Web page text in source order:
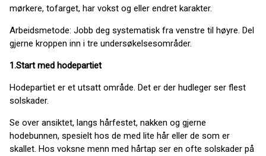
mørkere, tofarget, har vokst og eller endret karakter.
Arbeidsmetode: Jobb deg systematisk fra venstre til høyre. Del
gjerne kroppen inn i tre undersøkelsesområder.
1.Start med hodepartiet
Hodepartiet er et utsatt område. Det er der hudleger ser flest
solskader.
Se over ansiktet, langs hårfestet, nakken og gjerne
hodebunnen, spesielt hos de med lite hår eller de som er
skallet. Hos voksne menn med hårtap ser en ofte solskader på